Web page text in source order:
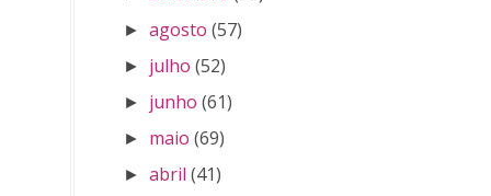
►agosto (57)
► julho (52)
► junho (61)
► maio (69)
►abril (41)